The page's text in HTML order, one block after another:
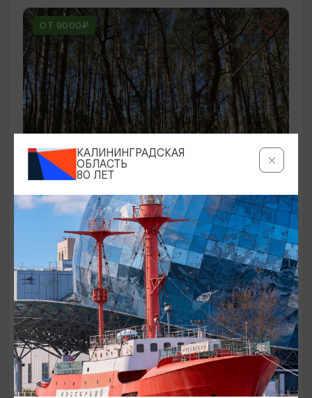
ОТ 9000₽
ЭКСКУРСИИ УЧРЕЖДЕНИЙ КУЛЬТУРЫ
Аудиоспектакль «Истории Куршской
косы»
01.02.2026 - 31.12.2026, 13:00
Куршская коса
ОТ 2500₽
КАЛИНИНГРАДСКАЯ
ОБЛАСТЬ
80 ЛЕТ